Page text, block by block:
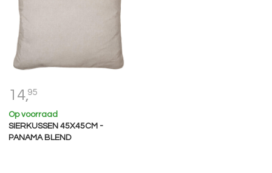
14,95
Op voorraad
SIERKUSSEN 45X45CM -
PANAMA BLEND